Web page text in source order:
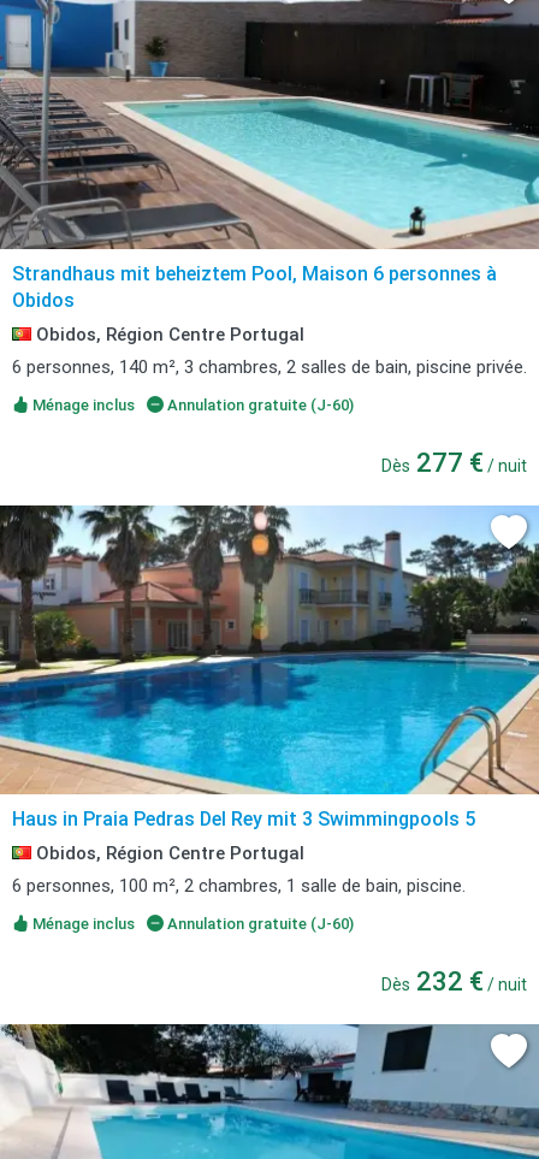
Strandhaus mit beheiztem Pool, Maison 6 personnes à
Obidos
Obidos, Région Centre Portugal
6 personnes, 140 m², 3 chambres, 2 salles de bain, piscine privée.
Ménage inclus Annulation gratuite (J-60)
Dès 277 € / nuit
Haus in Praia Pedras Del Rey mit 3 Swimmingpools 5
Obidos, Région Centre Portugal
6 personnes, 100 m², 2 chambres, 1 salle de bain, piscine.
Ménage inclus Annulation gratuite (J-60)
Dès 232 € / nuit